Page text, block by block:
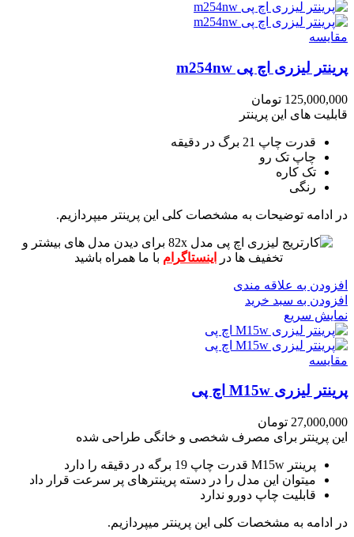
مقايسه
پرینتر لیزری اچ پی m254nw
125,000,000 تومان
قابلیت های این پرینتر
قدرت چاپ 21 برگ در دقیقه
چاپ تک رو
تک کاره
رنگی
در ادامه توضیحات به مشخصات کلی این پرینتر میپردازیم.
برای دیدن مدل های بیشتر و
تخفیف ها در
اینستاگرام با ما همراه باشید
افزودن به علاقه مندی
افزودن به سبد خرید
نمایش سریع
مقايسه
پرینتر لیزری M15w اچ پی
27,000,000 تومان
این پرینتر برای مصرف شخصی و خانگی طراحی شده
پرینتر M15w قدرت چاپ 19 برگه در دقیقه را دارد
میتوان این مدل را در دسته پرینترهای پر سرعت قرار داد
قابلیت چاپ دورو ندارد
در ادامه به مشخصات کلی این پرینتر میپردازیم.